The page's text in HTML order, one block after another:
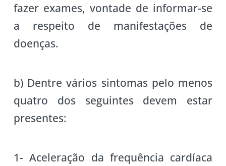
fazer exames, vontade de informar-se
a respeito de manifestações de
doenças.
b) Dentre vários sintomas pelo menos
quatro dos seguintes devem estar
presentes:
1- Aceleração da frequência cardíaca